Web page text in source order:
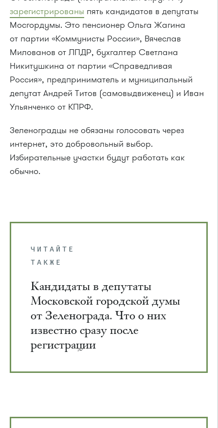
зарегистрированы пять кандидатов в депутаты
Мосгордумы. Это пенсионер Ольга Жагина
от партии «Коммунисты России», Вячеслав
Милованов от ЛПДР, бухгалтер Светлана
Никитушкина от партии «Справедливая
Россия», предприниматель и муниципальный
депутат Андрей Титов (самовыдвиженец) и Иван
Ульянченко от КПРФ.
Зеленоградцы не обязаны голосовать через
интернет, это добровольный выбор.
Избирательные участки будут работать как
обычно.
ЧИТАЙТЕ
ТАКЖЕ
Кандидаты в депутаты
Московской городской думы
от Зеленограда. Что о них
известно сразу после
регистрации